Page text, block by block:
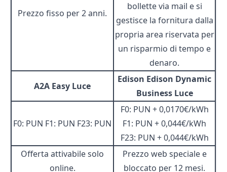
Prezzo fisso per 2 anni.
bollette via mail e si
gestisce la fornitura dalla
propria area riservata per
un risparmio di tempo e
denaro.
A2A Easy Luce
Edison Edison Dynamic
Business Luce
F0: PUN F1: PUN F23: PUN
F0: PUN + 0,0170€/kWh
F1: PUN + 0,044€/kWh
F23: PUN + 0,044€/kWh
Offerta attivabile solo
online.
Prezzo web speciale e
bloccato per 12 mesi.